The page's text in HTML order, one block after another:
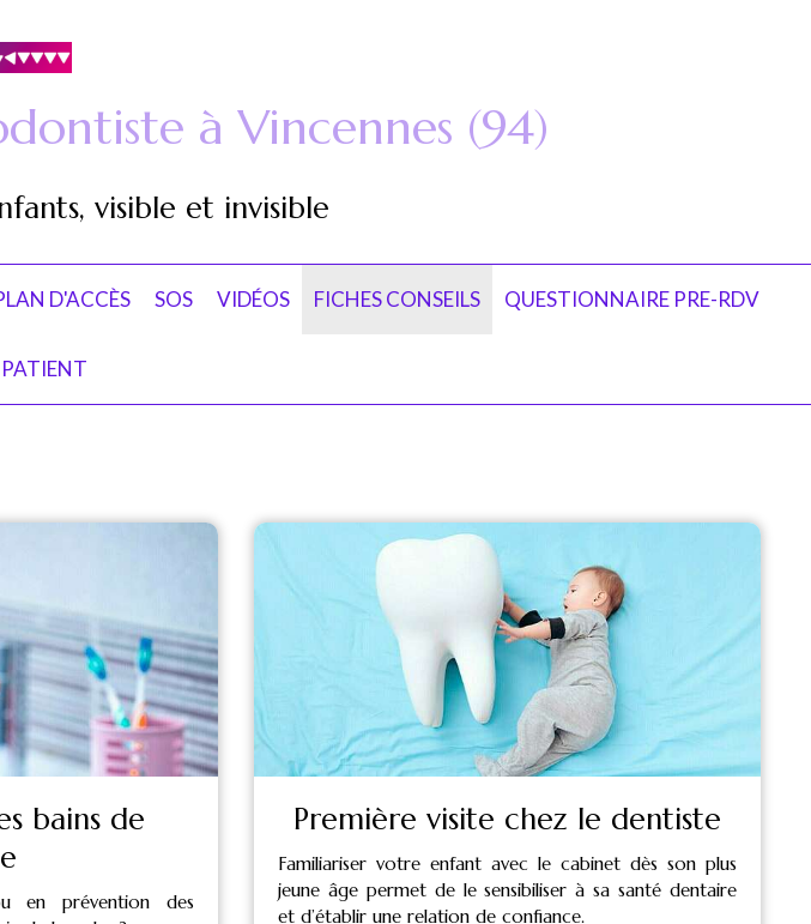
à Vincennes (94)
visible et invisible
D'ACCÈS SOS VIDÉOS FICHES CONSEILS QUESTIONNAIRE PRE-RDV
PATIENT
bains de
en prévention des
Première visite chez le dentiste
Familiariser votre enfant avec le cabinet dès son plus
jeune âge permet de le sensibiliser à sa santé dentaire
et d’établir une relation de confiance.